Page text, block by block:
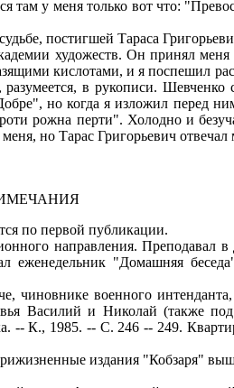
у меня только вот что:
постигшей Тараса
художеств. Он принял меня
кислотами, и я поспешил
в рукописи. Шевченко
но когда я изложил перед
рожна перти". Холодно и
но Тарас Григорьевич
по первой публикации.
направления. Преподавал
еженедельник "Домашняя
чиновнике военного
Василий и Николай (также
-- К., 1985. -- С. 246 -- 249.
издания "Кобзаря"